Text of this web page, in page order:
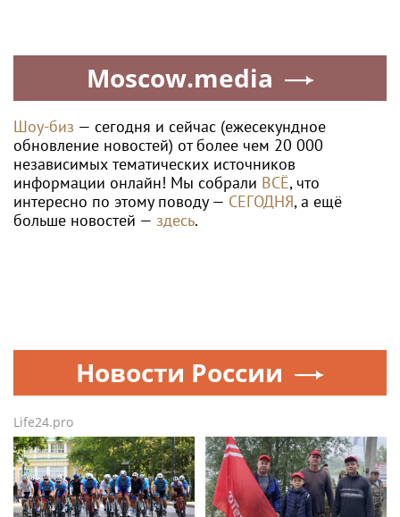
Moscow.media
Шоу-биз — сегодня и сейчас (ежесекундное
обновление новостей) от более чем 20 000
независимых тематических источников
информации онлайн! Мы собрали ВСЁ, что
интересно по этому поводу — СЕГОДНЯ, а ещё
больше новостей — здесь.
Новости России
Life24.pro